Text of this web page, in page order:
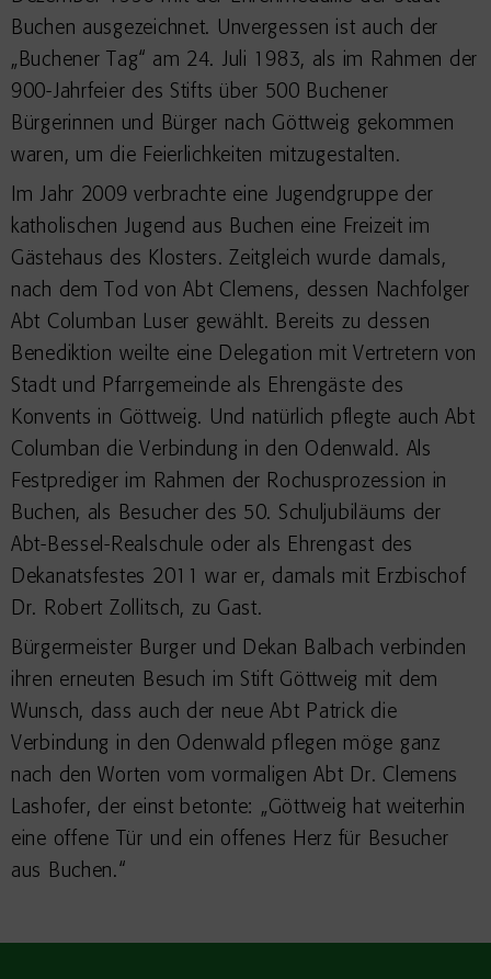
Buchen ausgezeichnet. Unvergessen ist auch der
„Buchener Tag“ am 24. Juli 1983, als im Rahmen der
900-Jahrfeier des Stifts über 500 Buchener
Bürgerinnen und Bürger nach Göttweig gekommen
waren, um die Feierlichkeiten mitzugestalten.
Im Jahr 2009 verbrachte eine Jugendgruppe der
katholischen Jugend aus Buchen eine Freizeit im
Gästehaus des Klosters. Zeitgleich wurde damals,
nach dem Tod von Abt Clemens, dessen Nachfolger
Abt Columban Luser gewählt. Bereits zu dessen
Benediktion weilte eine Delegation mit Vertretern von
Stadt und Pfarrgemeinde als Ehrengäste des
Konvents in Göttweig. Und natürlich pflegte auch Abt
Columban die Verbindung in den Odenwald. Als
Festprediger im Rahmen der Rochusprozession in
Buchen, als Besucher des 50. Schuljubiläums der
Abt-Bessel-Realschule oder als Ehrengast des
Dekanatsfestes 2011 war er, damals mit Erzbischof
Dr. Robert Zollitsch, zu Gast.
Bürgermeister Burger und Dekan Balbach verbinden
ihren erneuten Besuch im Stift Göttweig mit dem
Wunsch, dass auch der neue Abt Patrick die
Verbindung in den Odenwald pflegen möge ganz
nach den Worten vom vormaligen Abt Dr. Clemens
Lashofer, der einst betonte: „Göttweig hat weiterhin
eine offene Tür und ein offenes Herz für Besucher
aus Buchen.“